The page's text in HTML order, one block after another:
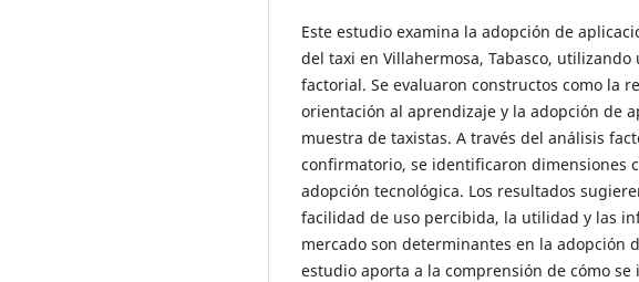
Este estudio examina la adopción de
del taxi en Villahermosa, Tabasco,
factorial. Se evaluaron constructos como la
orientación al aprendizaje y la adopción de
muestra de taxistas. A través del análisis
confirmatorio, se identificaron dimensiones
adopción tecnológica. Los resultados
facilidad de uso percibida, la utilidad y las
mercado son determinantes en la adopción
estudio aporta a la comprensión de cómo